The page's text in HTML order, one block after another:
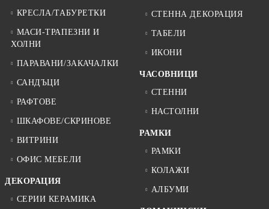
КРЕСЛА/ТАБУРЕТКИ
МАСИ-ТРАПЕЗНИ И
ХОЛНИ
ПАРАВАНИ/ЗАКАЧАЛКИ
САНДЪЦИ
РАФТОВЕ
ШКАФОВЕ/СКРИНОВЕ
ВИТРИНИ
ОФИС МЕБЕЛИ
ДЕКОРАЦИЯ
СЕРИИ КЕРАМИКА
СТЕННА ДЕКОРАЦИЯ
ТАБЕЛИ
ИКОНИ
ЧАСОВНИЦИ
СТЕННИ
НАСТОЛНИ
РАМКИ
РАМКИ
КОЛАЖИ
АЛБУМИ